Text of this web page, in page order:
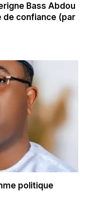
Bass Abdou
de confiance (par
politique